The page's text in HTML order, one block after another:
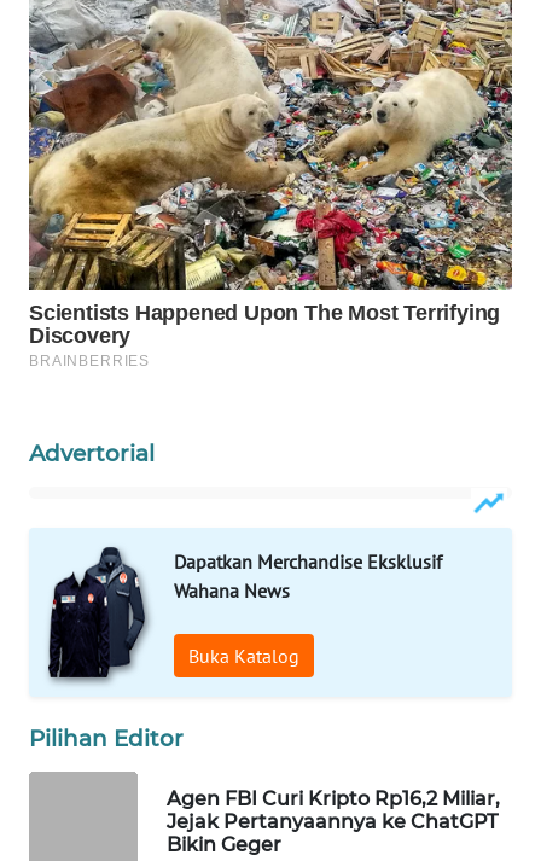
Advertorial
Dapatkan Merchandise Eksklusif
Wahana News
Buka Katalog
Pilihan Editor
Agen FBI Curi Kripto Rp16,2 Miliar,
Jejak Pertanyaannya ke ChatGPT
Bikin Geger
SELEB
WAHANA
PERSONA
WAHANA
OTOMOTIF
WAHANA
HEALTH
WAHANA
DESA
LAPAK
Network
KONSUMEN
LISTRIK
MASYARAKAT
KELISTRIKAN